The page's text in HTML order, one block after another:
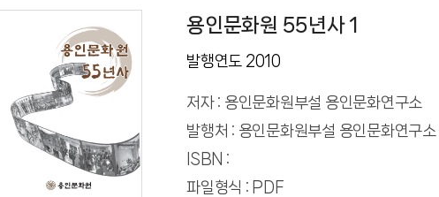
용인문화원 55년사 1
발행연도 2010
저자 : 용인문화원부설 용인문화연구소
발행처 : 용인문화원부설 용인문화연구소
ISBN :
파일형식 : PDF